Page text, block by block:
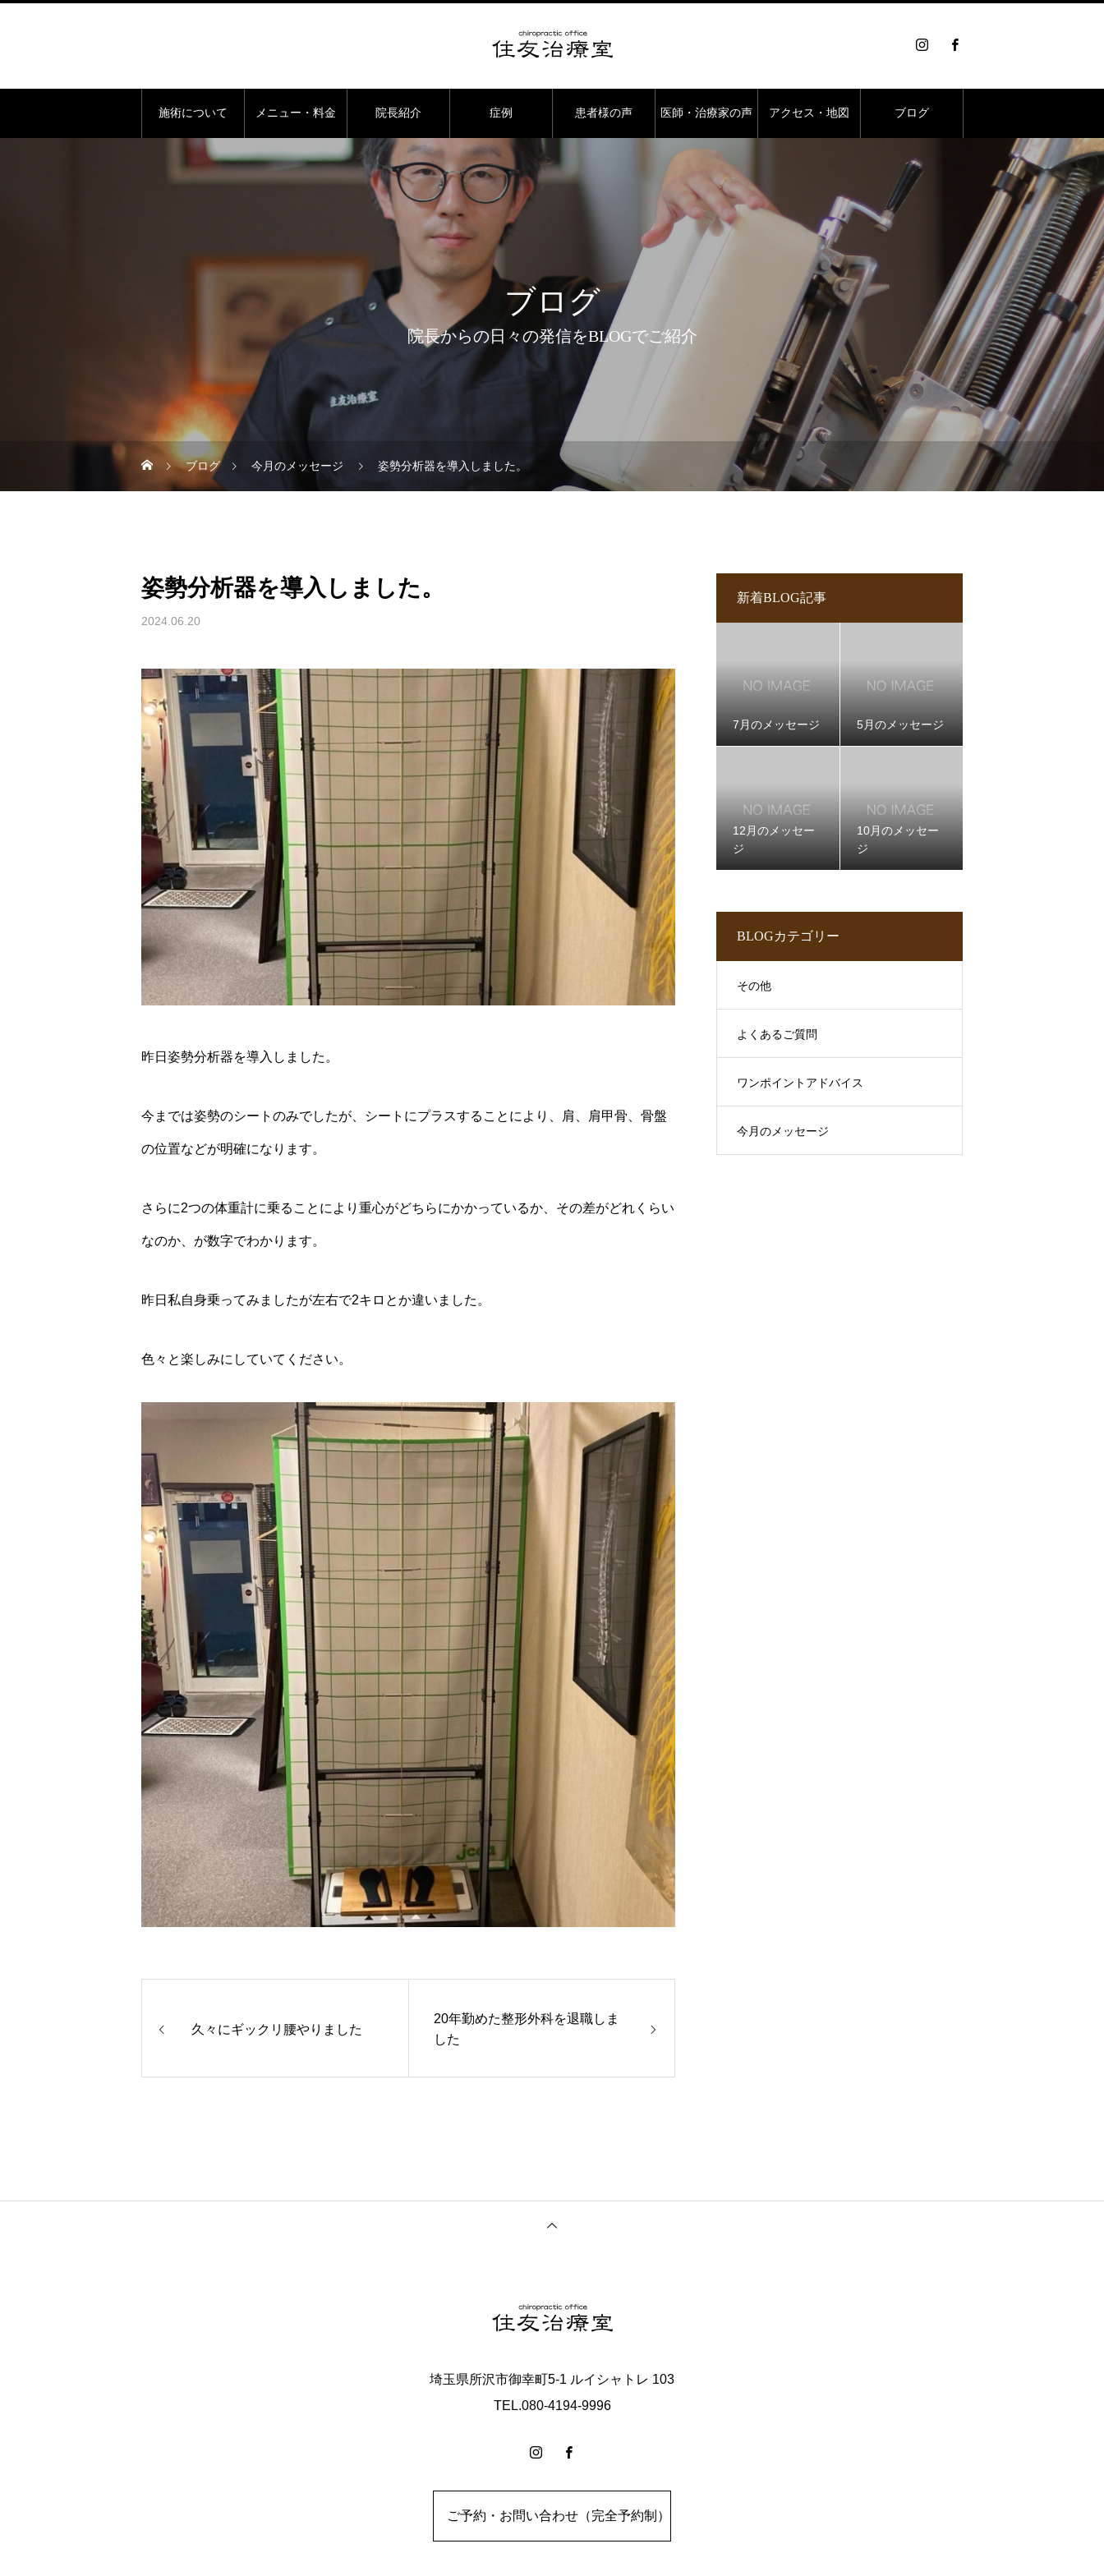
施術について メニュー・料金 院長紹介 症例 患者様の声 医師・治療家の声 アクセス・地図 ブログ
ブログ
院長からの日々の発信をBLOGでご紹介
ブログ 今月のメッセージ 姿勢分析器を導入しました。
姿勢分析器を導入しました。
2024.06.20
昨日姿勢分析器を導入しました。
今までは姿勢のシートのみでしたが、シートにプラスすることにより、肩、肩甲骨、骨盤
の位置などが明確になります。
さらに2つの体重計に乗ることにより重心がどちらにかかっているか、その差がどれくらい
なのか、が数字でわかります。
昨日私自身乗ってみましたが左右で2キロとか違いました。
色々と楽しみにしていてください。
久々にギックリ腰やりました
20年勤めた整形外科を退職しま
した
新着BLOG記事
7月のメッセージ 5月のメッセージ
12月のメッセー
ジ
10月のメッセー
ジ
BLOGカテゴリー
その他
よくあるご質問
ワンポイントアドバイス
今月のメッセージ
埼玉県所沢市御幸町5-1 ルイシャトレ 103
TEL.080-4194-9996
ご予約・お問い合わせ（完全予約制）